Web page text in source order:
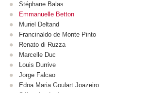
Stéphane Balas
Emmanuelle Betton
Muriel Deltand
Francinaldo de Monte Pinto
Renato di Ruzza
Marcelle Duc
Louis Durrive
Jorge Falcao
Edna Maria Goulart Joazeiro